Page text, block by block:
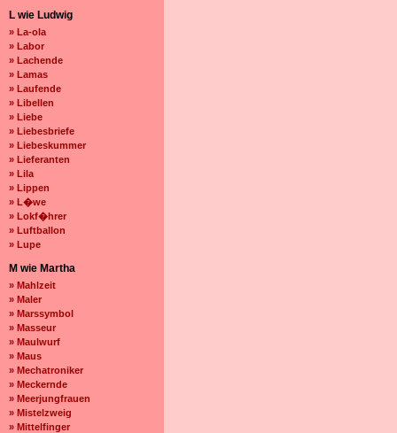
L wie Ludwig
» La-ola
» Labor
» Lachende
» Lamas
» Laufende
» Libellen
» Liebe
» Liebesbriefe
» Liebeskummer
» Lieferanten
» Lila
» Lippen
» L�we
» Lokf�hrer
» Luftballon
» Lupe
M wie Martha
» Mahlzeit
» Maler
» Marssymbol
» Masseur
» Maulwurf
» Maus
» Mechatroniker
» Meckernde
» Meerjungfrauen
» Mistelzweig
» Mittelfinger